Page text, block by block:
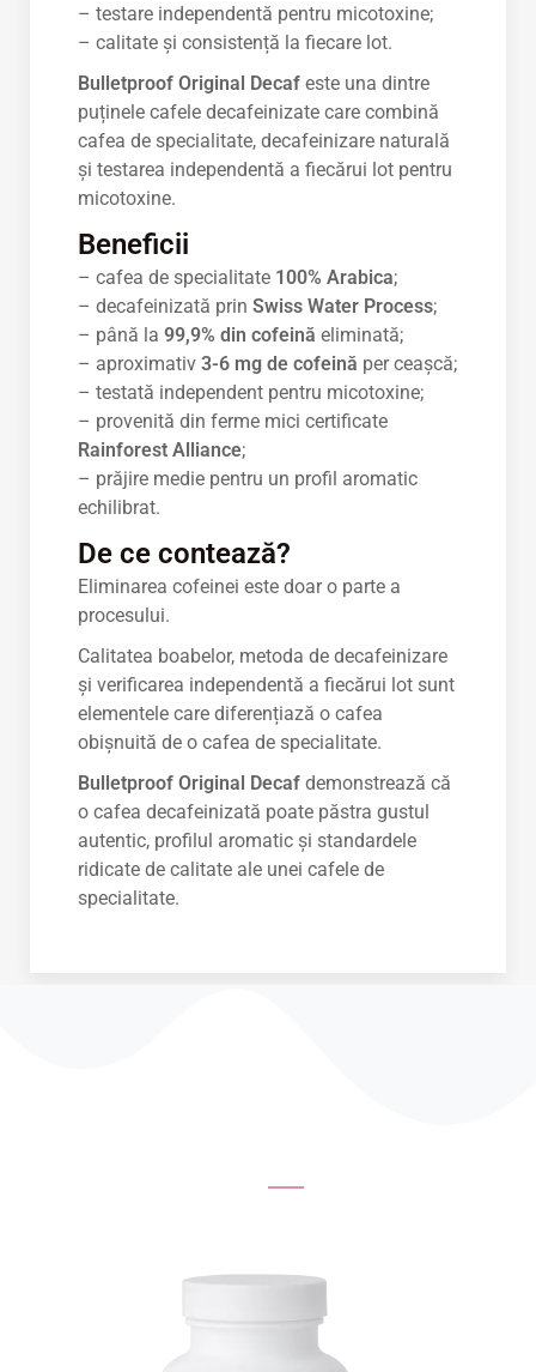
– testare independentă pentru micotoxine;
– calitate și consistență la fiecare lot.
Bulletproof Original Decaf este una dintre
puținele cafele decafeinizate care combină
cafea de specialitate, decafeinizare naturală
și testarea independentă a fiecărui lot pentru
micotoxine.
Beneficii
– cafea de specialitate 100% Arabica;
– decafeinizată prin Swiss Water Process;
– până la 99,9% din cofeină eliminată;
– aproximativ 3-6 mg de cofeină per ceașcă;
– testată independent pentru micotoxine;
– provenită din ferme mici certificate
Rainforest Alliance;
– prăjire medie pentru un profil aromatic
echilibrat.
De ce contează?
Eliminarea cofeinei este doar o parte a
procesului.
Calitatea boabelor, metoda de decafeinizare
și verificarea independentă a fiecărui lot sunt
elementele care diferențiază o cafea
obișnuită de o cafea de specialitate.
Bulletproof Original Decaf demonstrează că
o cafea decafeinizată poate păstra gustul
autentic, profilul aromatic și standardele
ridicate de calitate ale unei cafele de
specialitate.